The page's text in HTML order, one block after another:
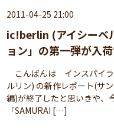
2011-04-25 21:00
ic!berlin (アイシーベ
ョン」の第一弾が入荷
こんばんは インスパイラ
ルリン) の新作レポート(サ
編)が終了したと思いきや、
「SAMURAI […]